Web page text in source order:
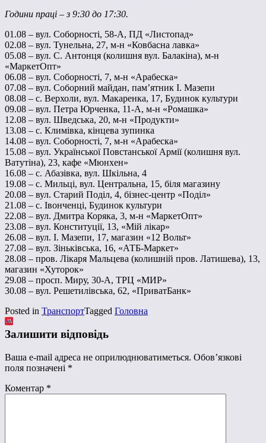
Години праці – з 9:30 до 17:30.
01.08 – вул. Соборності, 58-А, ПД «Листопад»
02.08 – вул. Тунельна, 27, м-н «Ковбасна лавка»
05.08 – вул. С. Антонця (колишня вул. Балакіна), м-н
«МаркетОпт»
06.08 – вул. Соборності, 7, м-н «Арабеска»
07.08 – вул. Соборний майдан, пам’ятник І. Мазепи
08.08 – с. Верхоли, вул. Макаренка, 17, Будинок культури
09.08 – вул. Петра Юрченка, 11-А, м-н «Ромашка»
12.08 – вул. Шведська, 20, м-н «Продукти»
13.08 – с. Климівка, кінцева зупинка
14.08 – вул. Соборності, 7, м-н «Арабеска»
15.08 – вул. Української Повстанської Армії (колишня вул.
Ватутіна), 23, кафе «Мюнхен»
16.08 – с. Абазівка, вул. Шкільна, 4
19.08 – с. Мильці, вул. Центральна, 15, біля магазину
20.08 – вул. Старий Поділ, 4, бізнес-центр «Поділ»
21.08 – с. Івонченці, Будинок культури
22.08 – вул. Дмитра Коряка, 3, м-н «МаркетОпт»
23.08 – вул. Конституції, 13, «Мій лікар»
26.08 – вул. І. Мазепи, 17, магазин «12 Вольт»
27.08 – вул. Зіньківська, 16, «АТБ-Маркет»
28.08 – пров. Лікаря Мальцева (колишній пров. Латишева), 13,
магазин «Хуторок»
29.08 – просп. Миру, 30-А, ТРЦ «МИР»
30.08 – вул. Решетилівська, 62, «ПриватБанк»
Posted in ТранспортTagged Головна
Залишити відповідь
Ваша e-mail адреса не оприлюднюватиметься. Обов’язкові
поля позначені *
Коментар *